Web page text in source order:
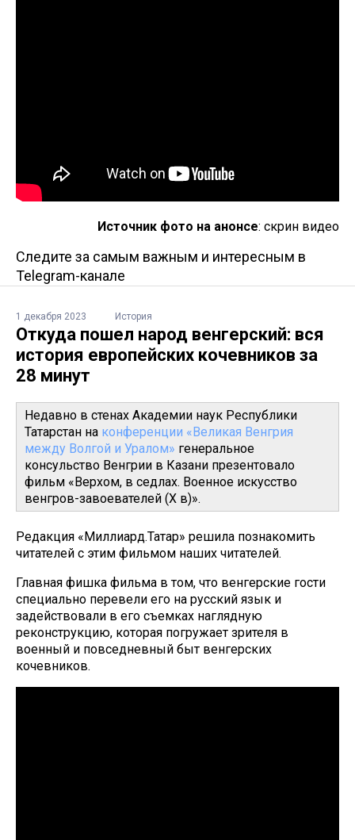
Источник фото на анонсе: скрин видео
Следите за самым важным и интересным в
Telegram-канале
1 декабря 2023 История
Откуда пошел народ венгерский: вся
история европейских кочевников за
28 минут
Недавно в стенах Академии наук Республики
Татарстан на конференции «Великая Венгрия
между Волгой и Уралом» генеральное
консульство Венгрии в Казани презентовало
фильм «Верхом, в седлах. Военное искусство
венгров-завоевателей (X в)».
Редакция «Миллиард.Татар» решила познакомить
читателей с этим фильмом наших читателей.
Главная фишка фильма в том, что венгерские гости
специально перевели его на русский язык и
задействовали в его съемках наглядную
реконструкцию, которая погружает зрителя в
военный и повседневный быт венгерских
кочевников.